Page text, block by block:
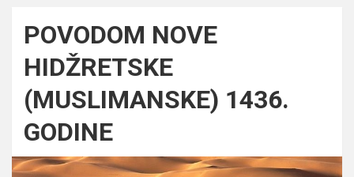
POVODOM NOVE
HIDŽRETSKE
(MUSLIMANSKE) 1436.
GODINE